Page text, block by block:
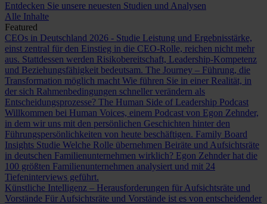
Entdecken Sie unsere neuesten Studien und Analysen
Alle Inhalte
Featured
CEOs in Deutschland 2026 - Studie Leistung und Ergebnisstärke,
einst zentral für den Einstieg in die CEO-Rolle, reichen nicht mehr
aus. Stattdessen werden Risikobereitschaft, Leadership-Kompetenz
und Beziehungsfähigkeit bedeutsam. The Journey – Führung, die
Transformation möglich macht Wie führen Sie in einer Realität, in
der sich Rahmenbedingungen schneller verändern als
Entscheidungsprozesse? The Human Side of Leadership Podcast
Willkommen bei Human Voices, einem Podcast von Egon Zehnder,
in dem wir uns mit den persönlichen Geschichten hinter den
Führungspersönlichkeiten von heute beschäftigen. Family Board
Insights Studie Welche Rolle übernehmen Beiräte und Aufsichtsräte
in deutschen Familienunternehmen wirklich? Egon Zehnder hat die
100 größten Familienunternehmen analysiert und mit 24
Tiefeninterviews geführt.
Künstliche Intelligenz – Herausforderungen für Aufsichtsräte und
Vorstände Für Aufsichtsräte und Vorstände ist es von entscheidender